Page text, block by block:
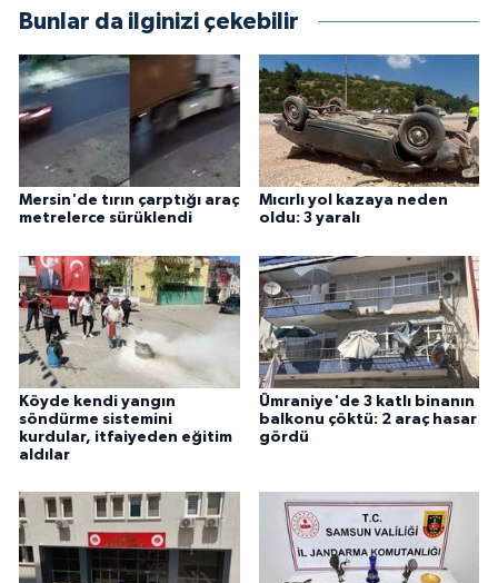
Bunlar da ilginizi çekebilir
Mersin'de tırın çarptığı araç
metrelerce sürüklendi
Mıcırlı yol kazaya neden
oldu: 3 yaralı
Köyde kendi yangın
söndürme sistemini
kurdular, itfaiyeden eğitim
aldılar
Ümraniye'de 3 katlı binanın
balkonu çöktü: 2 araç hasar
gördü